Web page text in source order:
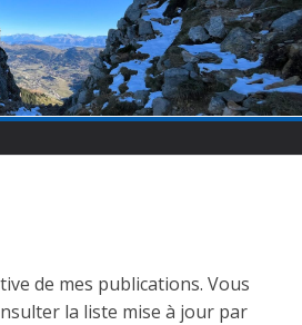
de mes publications. Vous
la liste mise à jour par